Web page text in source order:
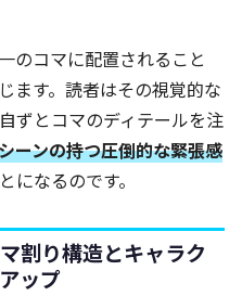
のコマに配置されること
ます。読者はその視覚的な
ずとコマのディテールを注
ーンの持つ圧倒的な緊張感
になるのです。
割り構造とキャラク
ップ